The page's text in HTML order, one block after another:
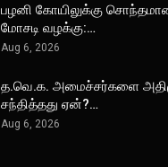
பழனி கோயிலுக்கு
மோசடி வழக்கு:…
Aug 6, 2026
த.வெ.க. அமைச்சர்களை
சந்தித்தது ஏன்?…
Aug 6, 2026